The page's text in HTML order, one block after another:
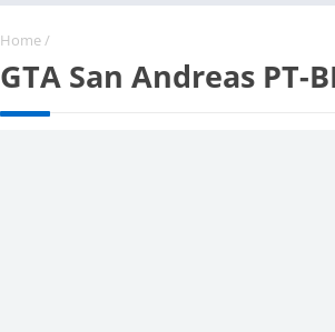
Home /
GTA San Andreas PT-